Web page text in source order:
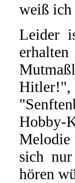
weiß ich
Leider
Hitler!",
Hobby-
Melodie
sich
hören